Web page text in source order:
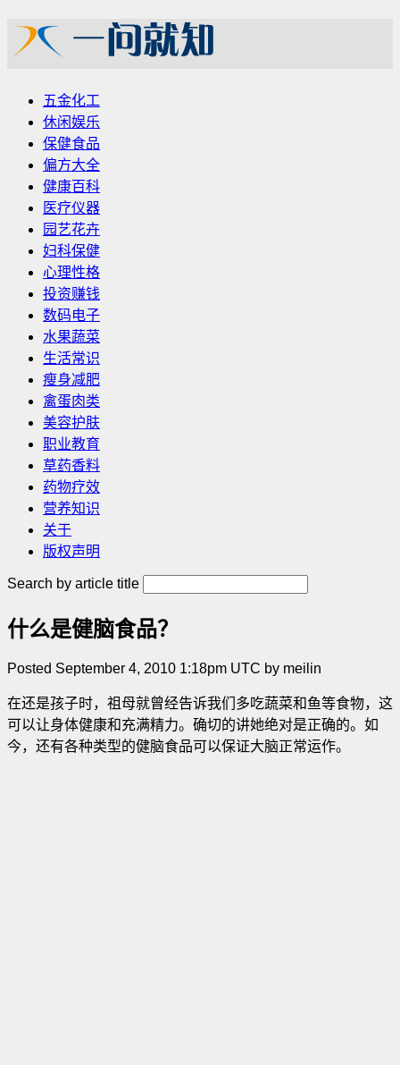
五金化工
休闲娱乐
保健食品
偏方大全
健康百科
医疗仪器
园艺花卉
妇科保健
心理性格
投资赚钱
数码电子
水果蔬菜
生活常识
瘦身减肥
禽蛋肉类
美容护肤
职业教育
草药香料
药物疗效
营养知识
关于
版权声明
Search by article title
什么是健脑食品？
Posted September 4, 2010 1:18pm UTC by meilin
在还是孩子时，祖母就曾经告诉我们多吃蔬菜和鱼等食物，这
可以让身体健康和充满精力。确切的讲她绝对是正确的。如
今，还有各种类型的健脑食品可以保证大脑正常运作。